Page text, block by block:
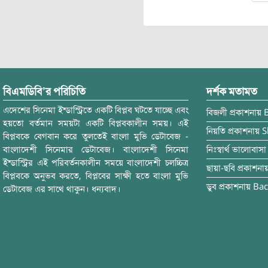
বিএমডিবি’র পরিচিতি
এদেশের সিনেমা ইন্ডাস্ট্রিতে একটি বিপ্লব ঘটতে যাচ্ছে এবং
হয়তো বর্তমান সময়টা একটি বিপ্লবকালীন সময়। এই
বিপ্লবকে বেগবান করে তুলতেই বাংলা মুভি ডেটাবেজ -
বাংলাদেশী সিনেমার ডেটাবেজ। বাংলাদেশী সিনেমা
ইন্ডাস্ট্রির এই পরিবর্তনকালীন সময়ে বাংলাদেশী চলচ্চিত্র
বিপ্লবকে অনুভব করতে, বিপ্লবের সাক্ষী হতে বাংলা মুভি
ডেটাবেজ এর সাথে থাকুন। ধন্যবাদ।
দর্শক মতামত
বিজলী প্রকাশনায়
নিয়তি প্রকাশনায়
নিঃস্বার্থ ভালোবাসা
ছায়া-ছবি
ডুব প্রকাশনায়